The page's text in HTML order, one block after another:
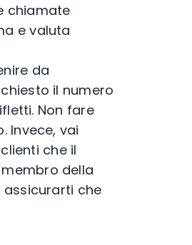
chiamate
e valuta
da
il numero
Non fare
Invece, vai
che il
della
che